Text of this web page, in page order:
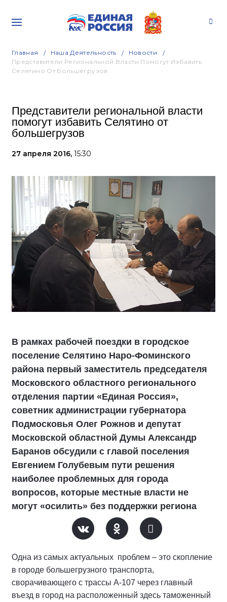
Главная Наша Деятельность
Новости
Представители Региональной Власти Помогут Избавить
Селятино От Большегрузов
Представители региональной власти
помогут избавить Селятино от
большегрузов
27 апреля 2016, 15:30
В рамках рабочей поездки в городское
поселение Селятино Наро-Фоминского
района первый заместитель председателя
Московского областного регионального
отделения партии «Единая Россия»,
советник администрации губернатора
Подмосковья Олег Рожнов и депутат
Московской областной Думы Александр
Баранов обсудили с главой поселения
Евгением Голубевым пути решения
наиболее проблемных для города
вопросов, которые местные власти не
могут «осилить» без поддержки региона
Одна из самых актуальных проблем – это скопление
в городе большегрузного транспорта,
сворачивающего с трассы А-107 через главный
въезд в город на расположенный здесь таможенный